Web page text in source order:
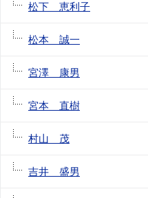
松下 恵利子
松本 誠一
宮澤 康男
宮本 直樹
村山 茂
吉井 盛男